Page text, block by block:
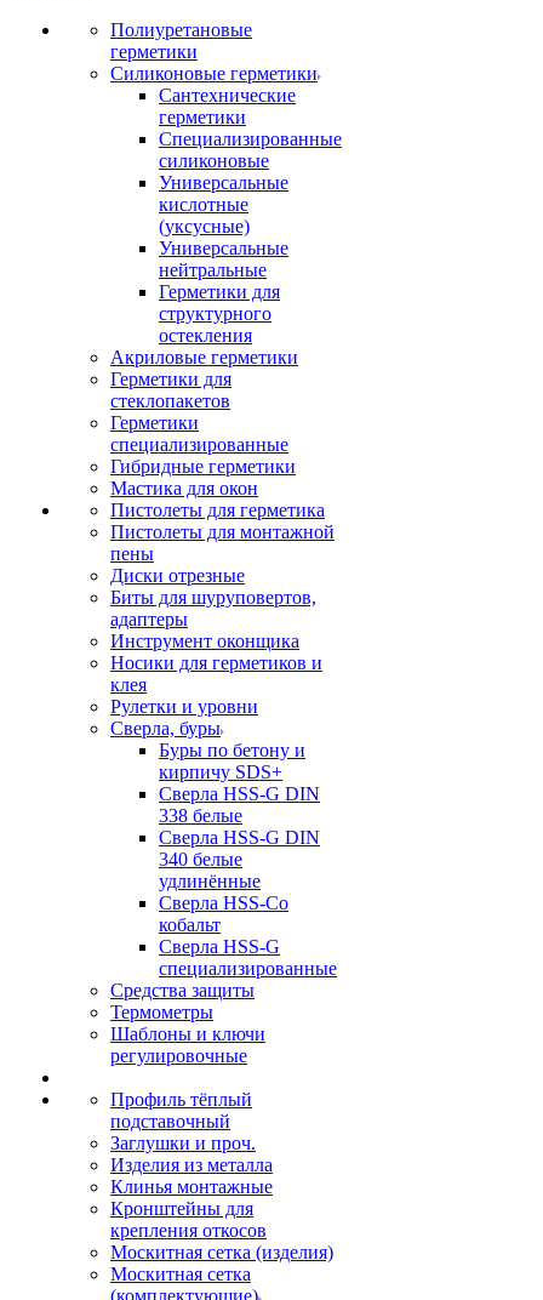
Полиуретановые
герметики
Силиконовые герметики
Сантехнические
герметики
Специализированные
силиконовые
Универсальные
кислотные
(уксусные)
Универсальные
нейтральные
Герметики для
структурного
остекления
Акриловые герметики
Герметики для
стеклопакетов
Герметики
специализированные
Гибридные герметики
Мастика для окон
Пистолеты для герметика
Пистолеты для монтажной
пены
Диски отрезные
Биты для шуруповертов,
адаптеры
Инструмент оконщика
Носики для герметиков и
клея
Рулетки и уровни
Сверла, буры
Буры по бетону и
кирпичу SDS+
Сверла HSS-G DIN
338 белые
Сверла HSS-G DIN
340 белые
удлинённые
Сверла HSS-Co
кобальт
Сверла HSS-G
специализированные
Средства защиты
Термометры
Шаблоны и ключи
регулировочные
Профиль тёплый
подставочный
Заглушки и проч.
Изделия из металла
Клинья монтажные
Кронштейны для
крепления откосов
Москитная сетка (изделия)
Москитная сетка
(комплектующие)